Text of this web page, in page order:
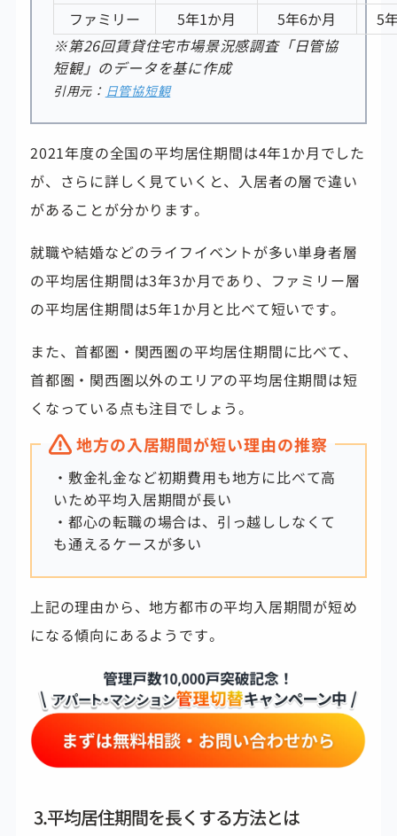
ファミリー
5年1か月 5年6か月
5
※第26回賃貸住宅市場景況感調査「日管協
短観」のデータを基に作成
引用元： 日管協短観
2021年度の全国の平均居住期間は4年1か月でした
が、さらに詳しく見ていくと、入居者の層で違い
があることが分かります。
就職や結婚などのライフイベントが多い単身者層
の平均居住期間は3年3か月であり、 ファミリー層
の平均居住期間は5年1か月と比べて短いです。
また、首都圏・関西圏の平均居住期間に比べて、
首都圏・関西圏以外のエリアの平均居住期間は短
くなっている点も注目でしょう。
地方の入居期間が短い理由の推察
・敷金礼金など初期費用も地方に比べて高
いため平均入居期間が長い
・都心の転職の場合は、引っ越ししなくて
も通えるケースが多い
上記の理由から、地方都市の平均入居期間が短め
になる傾向にあるようです。
3.平均居住期間を長くする方法とは